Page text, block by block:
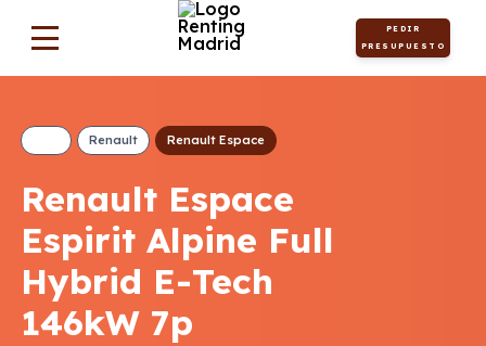
PEDIR
PRESUPUESTO
Renault Renault Espace
Renault Espace
Espirit Alpine Full
Hybrid E-Tech
146kW 7p